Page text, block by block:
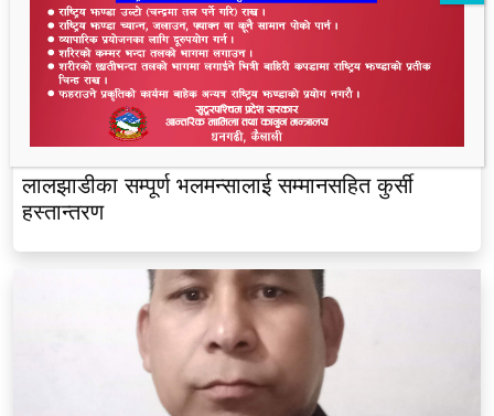
लालझाडीका सम्पूर्ण भलमन्सालाई सम्मानसहित कुर्सी
हस्तान्तरण